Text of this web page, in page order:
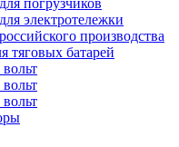
погрузчиков
электротележки
производства
тяговых батарей